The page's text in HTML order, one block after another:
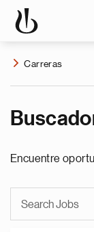
Carreras
Encuentre